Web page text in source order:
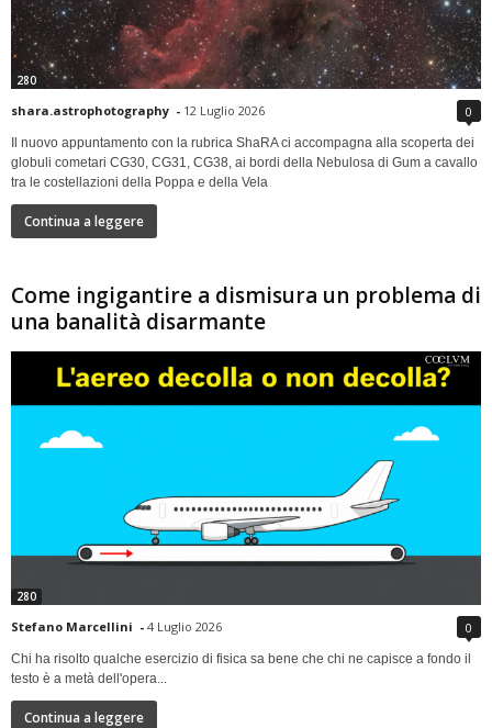
280
shara.astrophotography - 12 Luglio 2026 0
Il nuovo appuntamento con la rubrica ShaRA ci accompagna alla scoperta dei
globuli cometari CG30, CG31, CG38, ai bordi della Nebulosa di Gum a cavallo
tra le costellazioni della Poppa e della Vela
Continua a leggere
Come ingigantire a dismisura un problema di
una banalità disarmante
280
Stefano Marcellini - 4 Luglio 2026 0
Chi ha risolto qualche esercizio di fisica sa bene che chi ne capisce a fondo il
testo è a metà dell'opera...
Continua a leggere